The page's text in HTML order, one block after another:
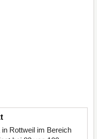
Rottweil im Bereich